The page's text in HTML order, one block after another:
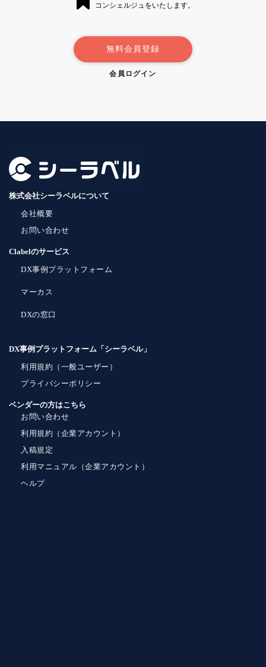
コンシェルジュをいたします。
無料会員登録
会員ログイン
株式会社シーラベルについて
会社概要
お問い合わせ
Clabelのサービス
DX事例プラットフォーム
マーカス
DXの窓口
DX事例プラットフォーム「シーラベル」
利用規約（一般ユーザー）
プライバシーポリシー
ベンダーの方はこちら
お問い合わせ
利用規約（企業アカウント）
入稿規定
利用マニュアル（企業アカウント）
ヘルプ